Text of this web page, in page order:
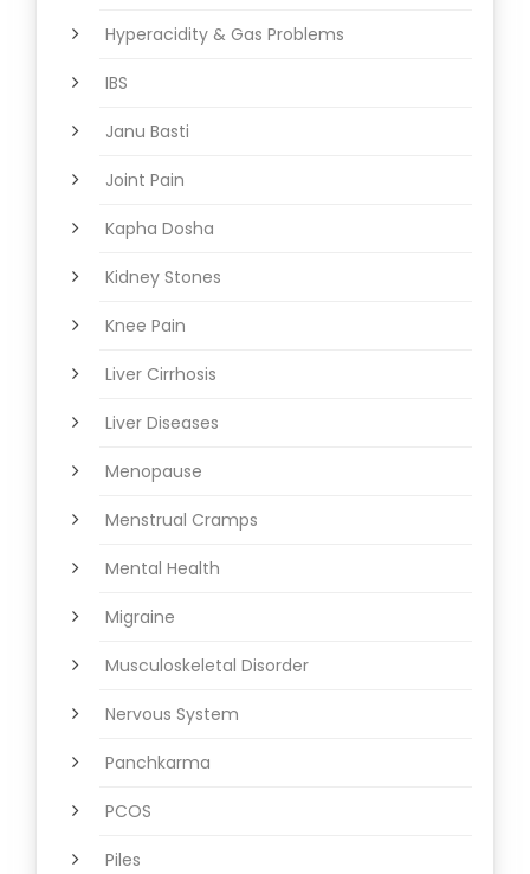
Hyperacidity & Gas Problems
IBS
Janu Basti
Joint Pain
Kapha Dosha
Kidney Stones
Knee Pain
Liver Cirrhosis
Liver Diseases
Menopause
Menstrual Cramps
Mental Health
Migraine
Musculoskeletal Disorder
Nervous System
Panchkarma
PCOS
Piles